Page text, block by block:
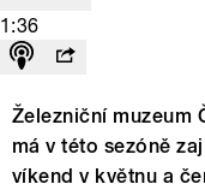
1:36
Železniční muzeum
má v této sezóně
víkend v květnu a